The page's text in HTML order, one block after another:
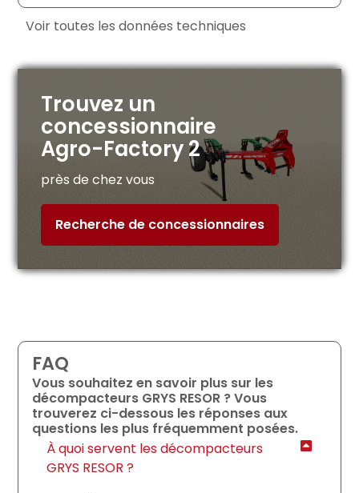
Voir toutes les données techniques
Trouvez un
concessionnaire
Agro-Factory 2
près de chez vous
Recherche de concessionnaires
FAQ
Vous souhaitez en savoir plus sur les
décompacteurs GRYS RESOR ? Vous
trouverez ci-dessous les réponses aux
questions les plus fréquemment posées.
À quoi servent les décompacteurs
GRYS RESOR ?